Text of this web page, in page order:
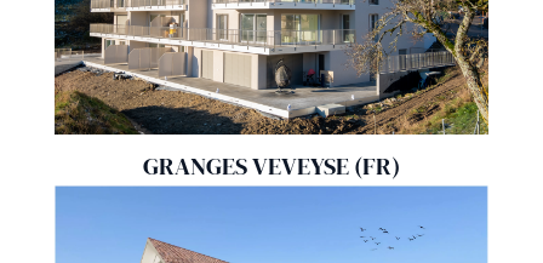
GRANGES VEVEYSE (FR)